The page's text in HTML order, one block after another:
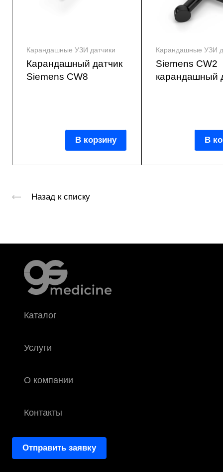
Карандашные УЗИ датчики
Карандашный датчик
Siemens CW8
В корзину
Карандашные УЗИ
Siemens CW2
карандашный
В
Назад к списку
Каталог
Услуги
О компании
Контакты
Отправить заявку